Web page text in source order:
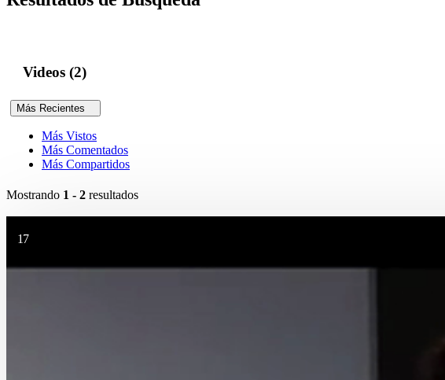
Videos (2)
Más Recientes
Más Vistos
Más Comentados
Más Compartidos
Mostrando 1 - 2 resultados
17